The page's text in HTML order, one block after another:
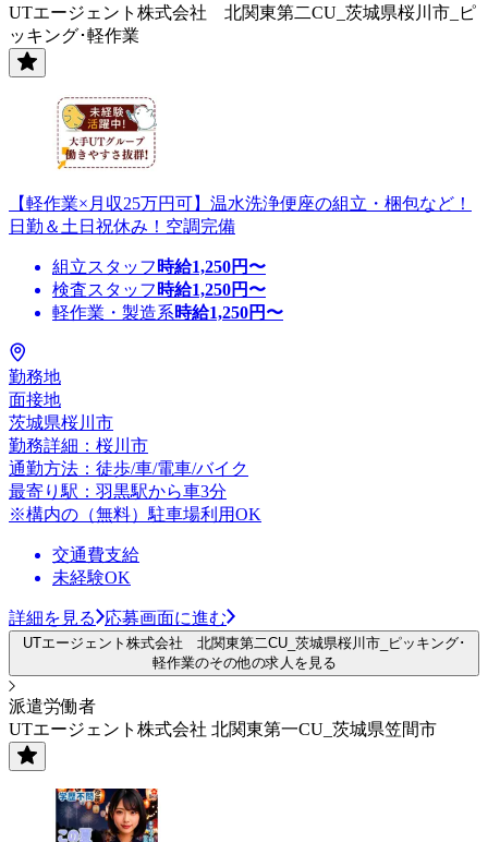
UTエージェント株式会社 北関東第二CU_茨城県桜川市_ピ
ッキング･軽作業
【軽作業×月収25万円可】温水洗浄便座の組立・梱包など！
日勤＆土日祝休み！空調完備
組立スタッフ 時給1,250円〜
検査スタッフ 時給1,250円〜
軽作業・製造系時給1,250円〜
勤務地
面接地
茨城県桜川市
勤務詳細：桜川市
通勤方法：徒歩/車/電車/バイク
最寄り駅：羽黒駅から車3分
※構内の（無料）駐車場利用OK
交通費支給
未経験OK
詳細を見る 応募画面に進む
UTエージェント株式会社 北関東第二CU_茨城県桜川市_ピッキング･
軽作業のその他の求人を見る
派遣労働者
UTエージェント株式会社 北関東第一CU_茨城県笠間市